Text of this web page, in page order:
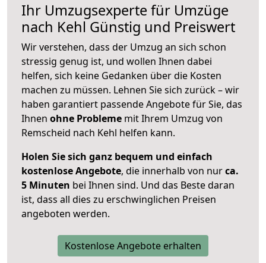
Ihr Umzugsexperte für Umzüge
nach Kehl Günstig und Preiswert
Wir verstehen, dass der Umzug an sich schon
stressig genug ist, und wollen Ihnen dabei
helfen, sich keine Gedanken über die Kosten
machen zu müssen. Lehnen Sie sich zurück – wir
haben garantiert passende Angebote für Sie, das
Ihnen ohne Probleme mit Ihrem Umzug von
Remscheid nach Kehl helfen kann.
Holen Sie sich ganz bequem und einfach
kostenlose Angebote, die innerhalb von nurca.
5 Minuten bei Ihnen sind. Und das Beste daran
ist, dass all dies zu erschwinglichen Preisen
angeboten werden.
Kostenlose Angebote erhalten